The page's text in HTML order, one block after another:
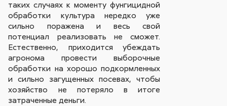
таких случаях к моменту фунгицидной
обработки культура нередко уже
сильно поражена и весь свой
потенциал реализовать не сможет.
Естественно, приходится убеждать
агронома провести выборочные
обработки на хорошо подкормленных
и сильно загущенных посевах, чтобы
хозяйство не потеряло в итоге
затраченные деньги.